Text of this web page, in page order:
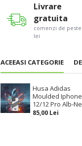
ACEEASI CATEGORIE
Husa Adidas
Moulded Iphone
12/12 Pro Alb-
85,00 Lei
Livrare
gratuita
comenzi de peste
lei